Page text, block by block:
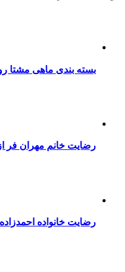
بسته بندی ماهی مشتا رو
رضایت خانم مهران فر
رضایت خانواده